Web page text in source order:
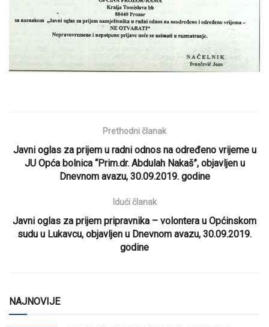
Prethodni članak
Javni oglas za prijem u radni odnos na određeno vrijeme u
JU Opća bolnica “Prim.dr. Abdulah Nakaš”, objavljen u
Dnevnom avazu, 30.09.2019. godine
Idući članak
Javni oglas za prijem pripravnika – volontera u Općinskom
sudu u Lukavcu, objavljen u Dnevnom avazu, 30.09.2019.
godine
NAJNOVIJE